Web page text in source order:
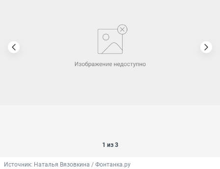
1 из 3
Источник: Наталья Вязовкина / Фонтанка.ру